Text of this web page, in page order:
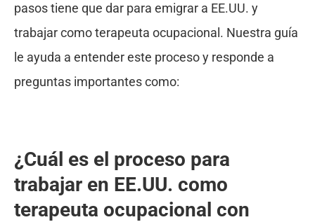
pasos tiene que dar para emigrar a EE.UU. y
trabajar como terapeuta ocupacional. Nuestra guía
le ayuda a entender este proceso y responde a
preguntas importantes como:
¿Cuál es el proceso para
trabajar en EE.UU. como
terapeuta ocupacional con